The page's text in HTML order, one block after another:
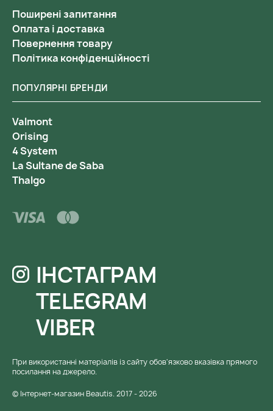
Поширені запитання
Оплата і доставка
Повернення товару
Політика конфіденційності
ПОПУЛЯРНІ БРЕНДИ
Valmont
Orising
4 System
La Sultane de Saba
Thalgo
ІНСТАГРАМ
TELEGRAM
VIBER
При використанні матеріалів із сайту обов'язково вказівка ​​прямого
посилання на джерело.
© Інтернет-магазин Beautis. 2017 - 2026